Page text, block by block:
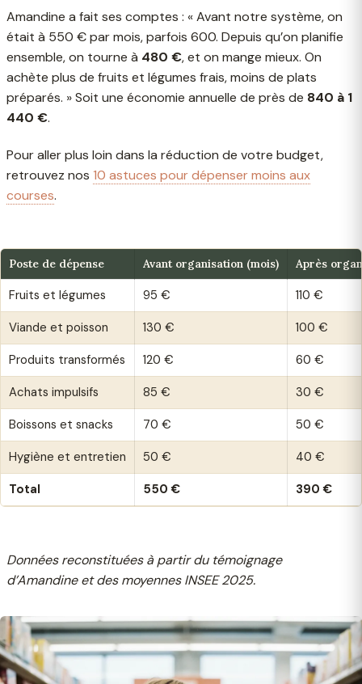
Amandine a fait ses comptes : « Avant notre système, on
était à 550 € par mois, parfois 600. Depuis qu’on planifie
ensemble, on tourne à 480 €, et on mange mieux. On
achète plus de fruits et légumes frais, moins de plats
préparés. » Soit une économie annuelle de près de 840 à 1
440 €.
Pour aller plus loin dans la réduction de votre budget,
retrouvez nos 10 astuces pour dépenser moins aux
courses.
Poste de dépense Avant organisation (mois) Après
Fruits et légumes 95 €
110 €
Viande et poisson
130 €
100 €
Produits transformés
120 €
60 €
Achats impulsifs
85 €
30 €
Boissons et snacks
70 €
50 €
Hygiène et entretien
50 €
40 €
Total
550 € 390 €
Données reconstituées à partir du témoignage
d’Amandine et des moyennes INSEE 2025.